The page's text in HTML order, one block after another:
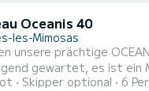
Oceanis 40
les-Mimosas
prächtige OCEANIS 40,
gewartet, es ist ein
Skipper optional 6